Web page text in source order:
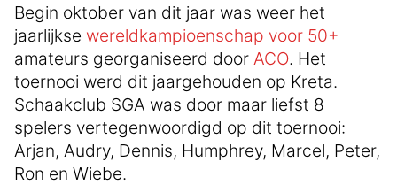
Begin oktober van dit jaar was weer het
jaarlijkse wereldkampioenschap voor 50+
amateurs georganiseerd door ACO. Het
toernooi werd dit jaargehouden op Kreta.
Schaakclub SGA was door maar liefst 8
spelers vertegenwoordigd op dit toernooi:
Arjan, Audry, Dennis, Humphrey, Marcel, Peter,
Ron en Wiebe.